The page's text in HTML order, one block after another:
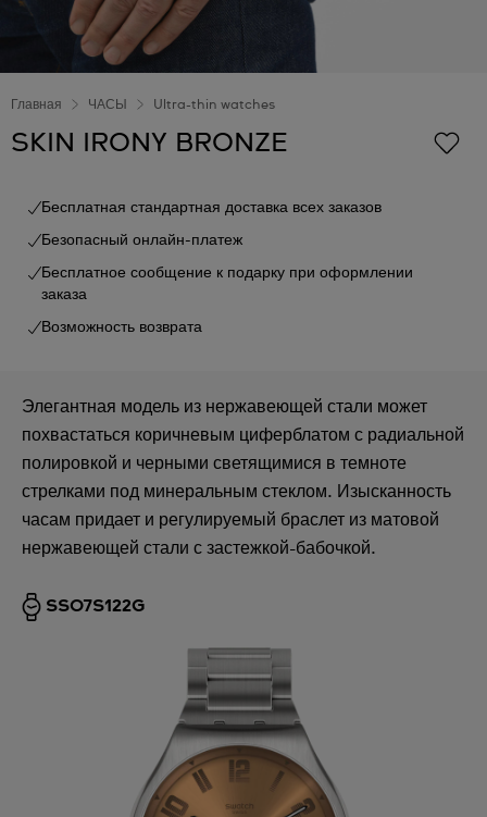
Главная ЧАСЫ Ultra-thin watches
SKIN IRONY BRONZE
Бесплатная стандартная доставка всех заказов
Безопасный онлайн-платеж
Бесплатное сообщение к подарку при оформлении
заказа
Возможность возврата
Элегантная модель из нержавеющей стали может
похвастаться коричневым циферблатом с радиальной
полировкой и черными светящимися в темноте
стрелками под минеральным стеклом. Изысканность
часам придает и регулируемый браслет из матовой
нержавеющей стали с застежкой-бабочкой.
SS07S122G